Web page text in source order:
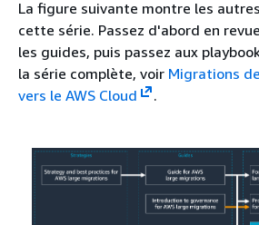
La figure suivante montre les
cette série. Passez d'abord en
les guides, puis passez aux
la série complète, voir Migrations
vers le AWS Cloud
.